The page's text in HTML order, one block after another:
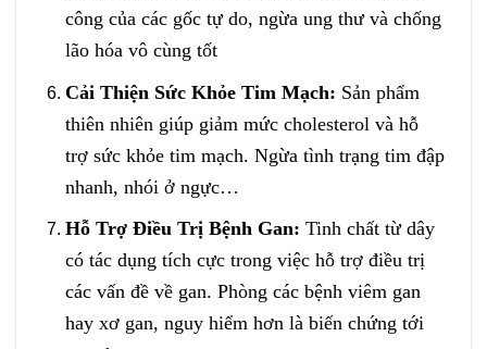
công của các gốc tự do, ngừa ung thư và chống
lão hóa vô cùng tốt
Cải Thiện Sức Khỏe Tim Mạch: Sản phẩm
thiên nhiên giúp giảm mức cholesterol và hỗ
trợ sức khỏe tim mạch. Ngừa tình trạng tim đập
nhanh, nhói ở ngực…
Hỗ Trợ Điều Trị Bệnh Gan: Tinh chất từ dây
có tác dụng tích cực trong việc hỗ trợ điều trị
các vấn đề về gan. Phòng các bệnh viêm gan
hay xơ gan, nguy hiểm hơn là biến chứng tới